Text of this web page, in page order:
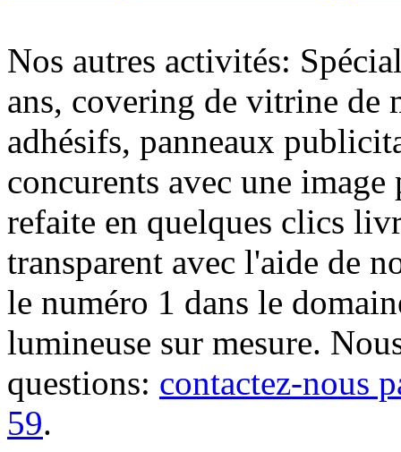
Nos autres activités:
ans, covering de vitrine de
adhésifs, panneaux
concurents avec une
refaite en quelques clics
transparent avec l'aide de
le numéro 1 dans le
lumineuse sur mesure.
questions: contactez-nous
59.